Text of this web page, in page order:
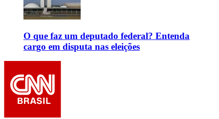
O que faz um deputado federal? Entenda
cargo em disputa nas eleições